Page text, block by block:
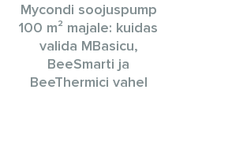
Mycondi soojuspump
100 m² majale: kuidas
valida MBasicu,
BeeSmarti ja
BeeThermici vahel